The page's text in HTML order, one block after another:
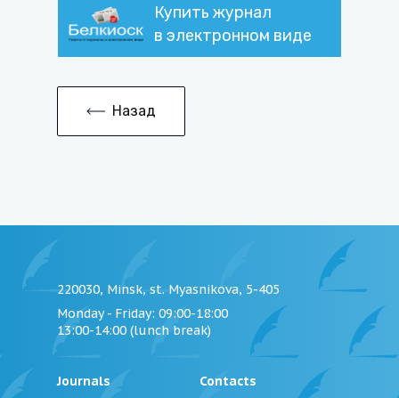
Купить журнал
в электронном виде
Назад
220030, Minsk, st. Myasnikova, 5-405
Monday - Friday: 09:00-18:00
13:00-14:00 (lunch break)
Journals Contacts